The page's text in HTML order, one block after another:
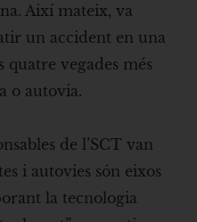
Així mateix, va
un accident en una
vegades més
o autovia.
de l’SCT van
i autovies són eixos
la tecnologia